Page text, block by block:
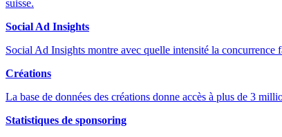
suisse.
Social Ad Insights
Social Ad Insights montre avec quelle intensité la concurrence
Créations
La base de données des créations donne accès à plus de 3
Statistiques de sponsoring